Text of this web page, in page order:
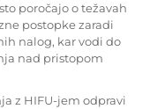
poročajo o težavah
postopke zaradi
nalog, kar vodi do
nad pristopom
z HIFU-jem odpravi